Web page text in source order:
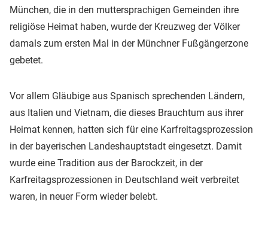
München, die in den muttersprachigen Gemeinden ihre
religiöse Heimat haben, wurde der Kreuzweg der Völker
damals zum ersten Mal in der Münchner Fußgängerzone
gebetet.
Vor allem Gläubige aus Spanisch sprechenden Ländern,
aus Italien und Vietnam, die dieses Brauchtum aus ihrer
Heimat kennen, hatten sich für eine Karfreitagsprozession
in der bayerischen Landeshauptstadt eingesetzt. Damit
wurde eine Tradition aus der Barockzeit, in der
Karfreitagsprozessionen in Deutschland weit verbreitet
waren, in neuer Form wieder belebt.